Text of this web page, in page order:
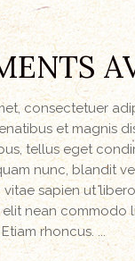
consectetuer
et magnis
tellus eget
nunc, blandit
sapien ut
nean commodo
rhoncus.